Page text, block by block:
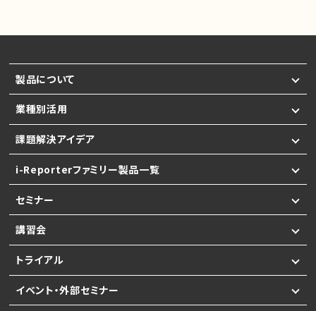
製品について
業種別活用
課題解決アイデア
i-Reporterファミリー製品一覧
セミナー
講習会
トライアル
イベント・外部セミナー